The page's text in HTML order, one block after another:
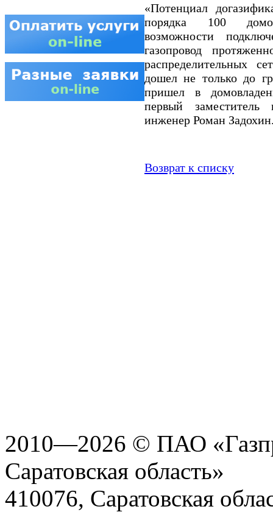
«Потенциал
порядка 100
возможности
газопровод
распределительных
дошел не только до
пришел в
первый заместитель
инженер Роман
Возврат к списку
2010—2026 © ПАО
Саратовская область»
410076, Саратовская